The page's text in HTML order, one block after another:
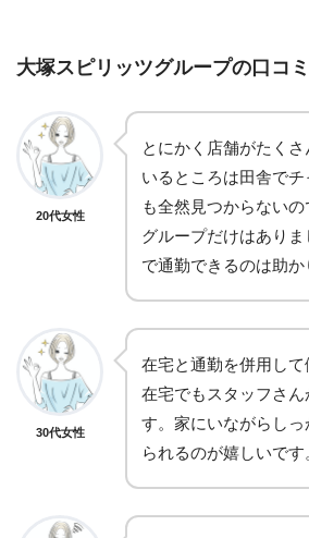
大塚スピリッツグループの 口コミ
20代女性
とにかく店舗がたく
いるところは田舎で
も全然見つからない
グループだけはあり
で通勤できるのは助か
30代女性
在宅と通勤を併用して
在宅でもスタッフさ
す。家にいながらし
られるのが嬉しいです